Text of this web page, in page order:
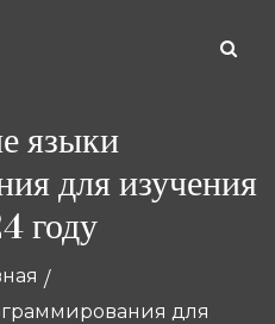
языки
для изучения
году
для